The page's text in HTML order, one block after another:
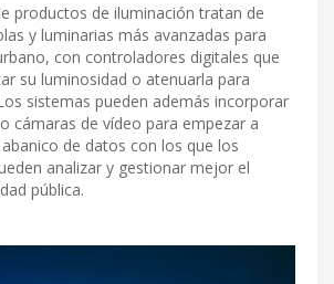
productos de iluminación tratan de
y luminarias más avanzadas para
con controladores digitales que
su luminosidad o atenuarla para
sistemas pueden además incorporar
cámaras de vídeo para empezar a
de datos con los que los
analizar y gestionar mejor el
pública.